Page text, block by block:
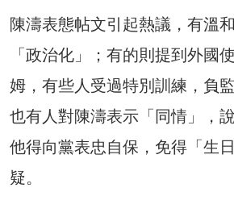
陳濤表態帖文引起熱議，有溫
「政治化」；有的則提到外國
姆，有些人受過特別訓練，負
也有人對陳濤表示「同情」，
他得向黨表忠自保，免得「生
疑。